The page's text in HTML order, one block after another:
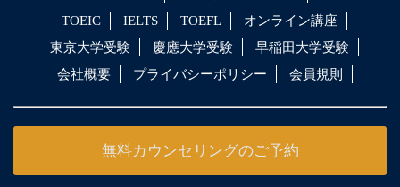
TOEIC
IELTS TOEFL
オンライン講座
東京大学受験
慶應大学受験
早稲田大学受験
会社概要
プライバシーポリシー 会員規則
無料カウンセリングのご予約